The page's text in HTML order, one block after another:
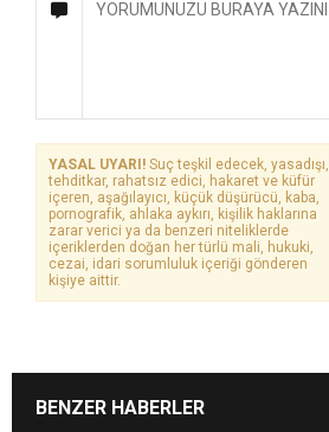
YASAL UYARI! Suç teşkil edecek, yasadışı,
tehditkar, rahatsız edici, hakaret ve küfür
içeren, aşağılayıcı, küçük düşürücü, kaba,
pornografik, ahlaka aykırı, kişilik haklarına
zarar verici ya da benzeri niteliklerde
içeriklerden doğan her türlü mali, hukuki,
cezai, idari sorumluluk içeriği gönderen
kişiye aittir.
BENZER HABERLER